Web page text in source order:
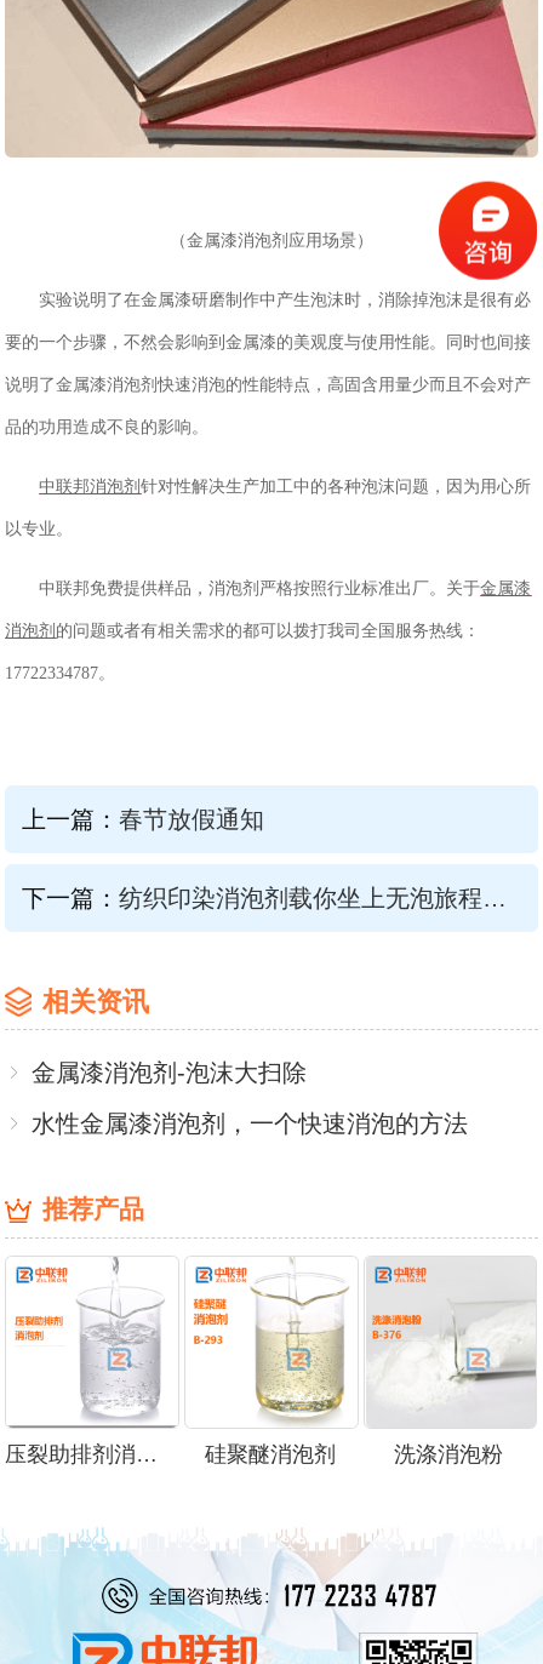
（金属漆消泡剂应用场景）
实验说明了在金属漆研磨制作中产生泡沫时，消除掉泡沫是很有必
要的一个步骤，不然会影响到金属漆的美观度与使用性能。同时也间接
说明了金属漆消泡剂快速消泡的性能特点，高固含用量少而且不会对产
品的功用造成不良的影响。
中联邦消泡剂针对性解决生产加工中的各种泡沫问题，因为用心所
以专业。
中联邦免费提供样品，消泡剂严格按照行业标准出厂。关于金属漆
消泡剂 的问题或者有相关需求的都可以拨打我司全国服务热线：
17722334787。
上一篇： 春节放假通知
下一篇： 纺织印染消泡剂载你坐上无泡旅程的列车
相关资讯
金属漆消泡剂-泡沫大扫除
水性金属漆消泡剂，一个快速消泡的方法
推荐产品
压裂助排剂消泡剂 硅聚醚消泡剂 洗涤消泡粉